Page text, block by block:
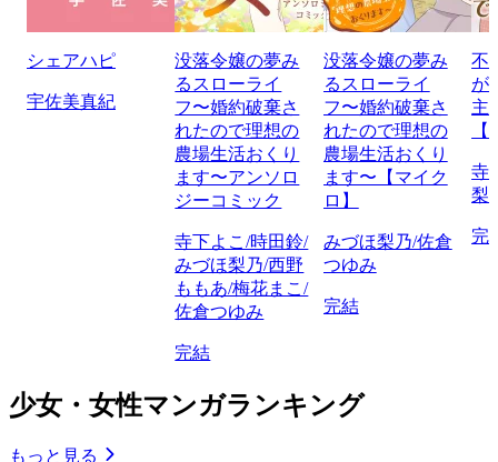
シェアハピ
宇佐美真紀
没落令嬢の夢み
るスローライ
フ〜婚約破棄さ
れたので理想の
農場生活おくり
ます〜アンソロ
ジーコミック
寺下よこ/時田鈴/
みづほ梨乃/西野
ももあ/梅花まこ/
佐倉つゆみ
完結
没落令嬢の夢み
るスローライ
フ〜婚約破棄さ
れたので理想の
農場生活おくり
ます〜【マイク
ロ】
みづほ梨乃/佐倉
つゆみ
完結
不
が
主
寺
梨
完
少女・女性マンガランキング
もっと見る